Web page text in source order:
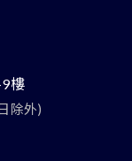
樓
除外)